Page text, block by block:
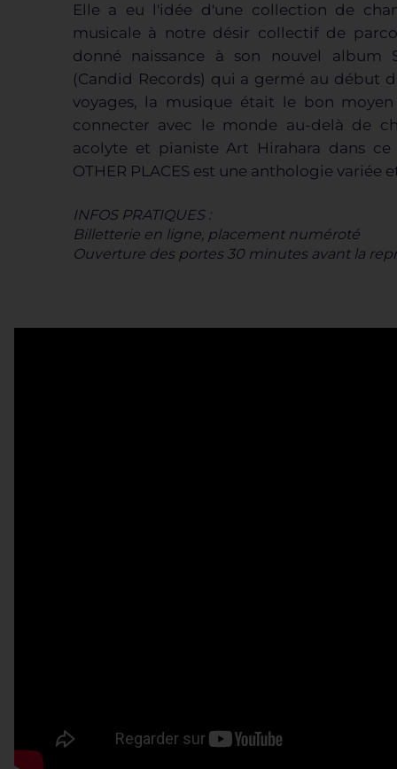
Elle a eu l'idée d'une collection de
musicale à notre désir collectif de
donné naissance à son nouvel album
(Candid Records) qui a germé au début
voyages, la musique était le bon
connecter avec le monde au-delà de
acolyte et pianiste Art Hirahara dans ce
OTHER PLACES est une anthologie variée
INFOS PRATIQUES :
Billetterie en ligne, placement numéroté
Ouverture des portes 30 minutes avant la